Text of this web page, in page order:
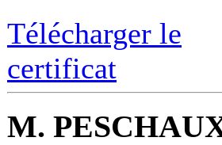
Télécharger le
certificat
M.